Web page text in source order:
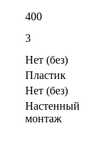
400
3
Нет (без)
Пластик
Нет (без)
Настенный
монтаж